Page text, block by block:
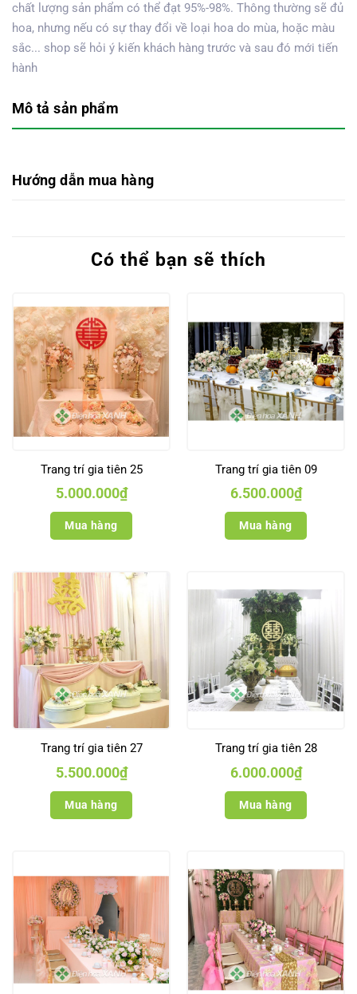
chất lượng sản phẩm có thể đạt 95%-98%. Thông thường sẽ đủ
hoa, nhưng nếu có sự thay đổi về loại hoa do mùa, hoặc màu
sắc... shop sẽ hỏi ý kiến khách hàng trước và sau đó mới tiến
hành
Mô tả sản phẩm
Hướng dẫn mua hàng
Có thể bạn sẽ thích
Trang trí gia tiên 25
5.000.000₫
Mua hàng
Trang trí gia tiên 09
6.500.000₫
Mua hàng
Trang trí gia tiên 27
5.500.000₫
Mua hàng
Trang trí gia tiên 28
6.000.000₫
Mua hàng